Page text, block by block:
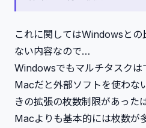
これに関してはWindowsとの
ない内容なので…
Windowsでもマルチタスクは
Macだと外部ソフトを使わな
きの拡張の枚数制限があった
Macよりも基本的には枚数が